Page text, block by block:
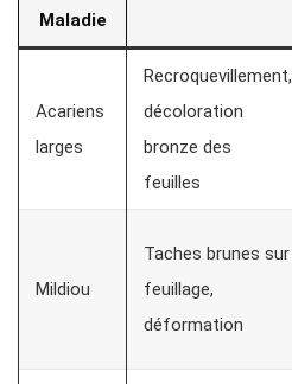
Maladie
Acariens
larges
Recroquevillement,
décoloration
bronze des
feuilles
Mildiou
Taches brunes sur
feuillage,
déformation